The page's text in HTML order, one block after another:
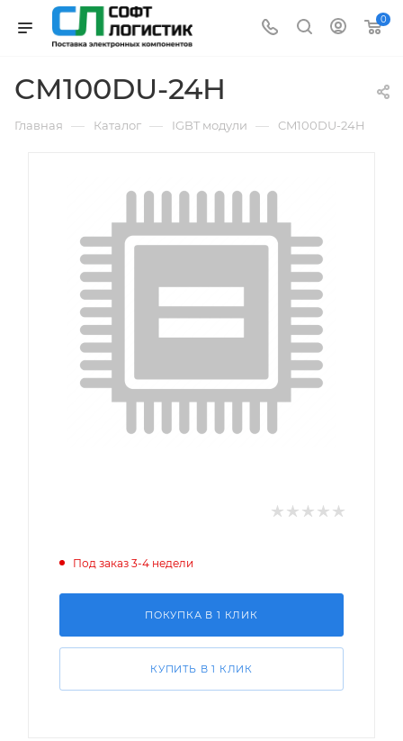
0
CM100DU-24H
Главная — Каталог — IGBT модули — CM100DU-24H
Под заказ 3-4 недели
ПОКУПКА В 1 КЛИК
КУПИТЬ В 1 КЛИК